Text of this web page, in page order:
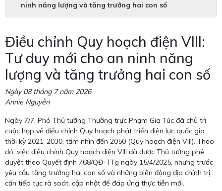
ninh năng lượng và tăng trưởng hai con số
Điều chỉnh Quy hoạch điện VIII:
Tư duy mới cho an ninh năng
lượng và tăng trưởng hai con số
Ngày 08 tháng 7 năm 2026
Annie Nguyễn
Ngày 7/7, Phó Thủ tướng Thường trực Phạm Gia Túc đã chủ trì
cuộc họp về điều chỉnh Quy hoạch phát triển điện lực quốc gia
thời kỳ 2021-2030, tầm nhìn đến 2050 (Quy hoạch điện VIII). Theo
đó, việc điều chỉnh Quy hoạch điện VIII đã được Thủ tướng phê
duyệt theo Quyết định 768/QĐ-TTg ngày 15/4/2025, nhưng trước
yêu cầu tăng trưởng hai con số và những biến động địa chính trị,
cần tiếp tục rà soát, cập nhật để đáp ứng thực tiễn mới.